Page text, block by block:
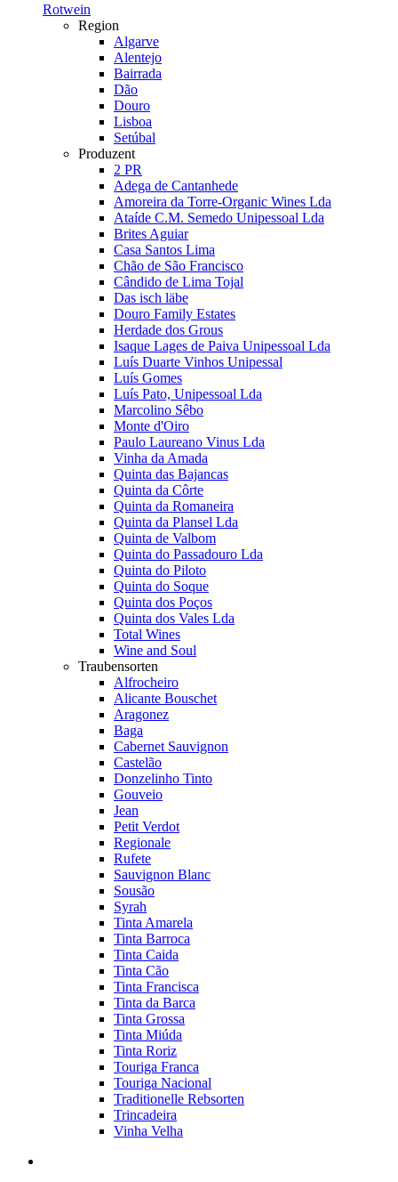
Rotwein
Region
Algarve
Alentejo
Bairrada
Dão
Douro
Lisboa
Setúbal
Produzent
2 PR
Adega de Cantanhede
Amoreira da Torre-Organic Wines Lda
Ataíde C.M. Semedo Unipessoal Lda
Brites Aguiar
Casa Santos Lima
Chão de São Francisco
Cândido de Lima Tojal
Das isch läbe
Douro Family Estates
Herdade dos Grous
Isaque Lages de Paiva Unipessoal Lda
Luís Duarte Vinhos Unipessal
Luís Gomes
Luís Pato, Unipessoal Lda
Marcolino Sêbo
Monte d'Oiro
Paulo Laureano Vinus Lda
Vinha da Amada
Quinta das Bajancas
Quinta da Côrte
Quinta da Romaneira
Quinta da Plansel Lda
Quinta de Valbom
Quinta do Passadouro Lda
Quinta do Piloto
Quinta do Soque
Quinta dos Poços
Quinta dos Vales Lda
Total Wines
Wine and Soul
Traubensorten
Alfrocheiro
Alicante Bouschet
Aragonez
Baga
Cabernet Sauvignon
Castelão
Donzelinho Tinto
Gouveio
Jean
Petit Verdot
Regionale
Rufete
Sauvignon Blanc
Sousão
Syrah
Tinta Amarela
Tinta Barroca
Tinta Caida
Tinta Cão
Tinta Francisca
Tinta da Barca
Tinta Grossa
Tinta Miúda
Tinta Roriz
Touriga Franca
Touriga Nacional
Traditionelle Rebsorten
Trincadeira
Vinha Velha